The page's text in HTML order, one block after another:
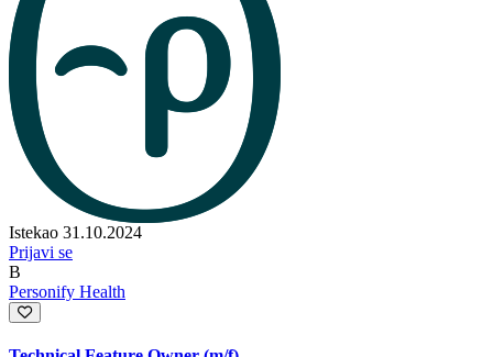
Istekao 31.10.2024
Prijavi se
B
Personify Health